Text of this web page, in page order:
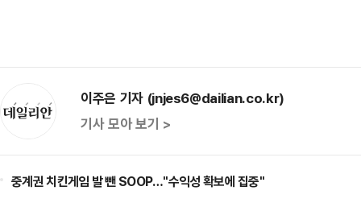
이주은 기자 (jnjes6@dailian.co.kr)
기사 모아 보기 >
중계권 치킨게임 발 뺀 SOOP…"수익성 확보에 집중"